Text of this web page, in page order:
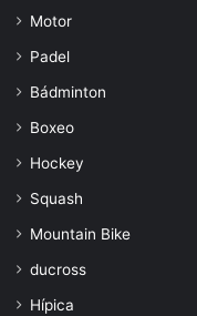
Motor
Padel
Bádminton
Boxeo
Hockey
Squash
Mountain Bike
ducross
Hípica